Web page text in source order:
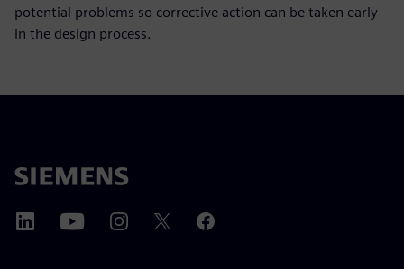
potential problems so corrective action can be taken early
in the design process.